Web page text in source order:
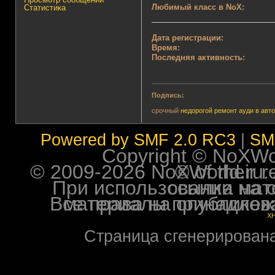
Статистика
Любимый класс в NoX:
Дата регистрации:
Время:
Последняя активность:
Подпись:
срочный недорогой ремонт ауди в
Powered by SMF 2.0 RC3
Copyright ©
© 2009-2026 NoXWorld.ru. All
При использовании
Все права на опубликованные на форуме
Страница